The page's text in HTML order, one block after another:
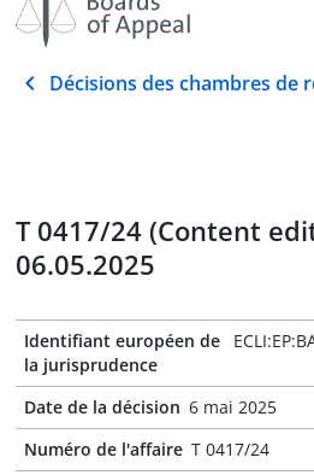
Décisions des chambres de
T 0417/24 (Content
06.05.2025
Identifiant européen de
la jurisprudence
Date de la décision 6 mai 2025
Numéro de l'affaire T 0417/24